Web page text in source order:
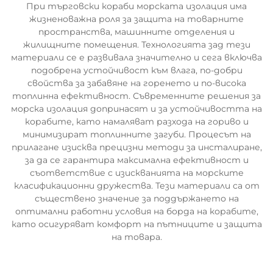
При търговски кораби морската изолация има
жизненоважна роля за защита на товарните
пространства, машинните отделения и
жилищните помещения. Технологията зад тези
материали се е развивала значително и сега включва
подобрена устойчивост към влага, по-добри
свойства за забавяне на горенето и по-висока
топлинна ефективност. Съвременните решения за
морска изолация допринасят и за устойчивостта на
корабите, като намаляват разхода на гориво и
минимизират топлинните загуби. Процесът на
прилагане изисква прецизни методи за инсталиране,
за да се гарантира максимална ефективност и
съответствие с изискванията на морските
класификационни дружества. Тези материали са от
съществено значение за поддържането на
оптимални работни условия на борда на корабите,
като осигуряват комфорт на пътниците и защита
на товара.